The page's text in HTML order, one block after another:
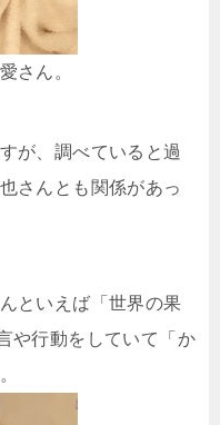
さん。
が、調べていると過
さんとも関係があっ
といえば「世界の果
や行動をしていて「か